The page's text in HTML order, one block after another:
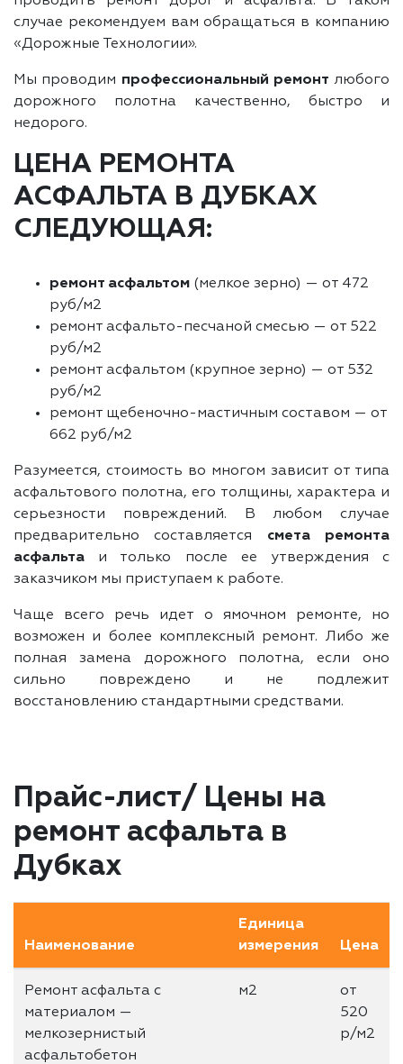
случае рекомендуем вам обращаться в компанию
«Дорожные Технологии».
Мы проводим профессиональный ремонт любого
дорожного полотна качественно, быстро и
недорого.
ЦЕНА РЕМОНТА
АСФАЛЬТА В ДУБКАХ
СЛЕДУЮЩАЯ:
ремонт асфальтом (мелкое зерно) — от 472
руб/м2
ремонт асфальто-песчаной смесью — от 522
руб/м2
ремонт асфальтом (крупное зерно) — от 532
руб/м2
ремонт щебеночно-мастичным составом — от
662 руб/м2
Разумеется, стоимость во многом зависит от типа
асфальтового полотна, его толщины, характера и
серьезности повреждений. В любом случае
предварительно составляется смета ремонта
асфальта и только после ее утверждения с
заказчиком мы приступаем к работе.
Чаще всего речь идет о ямочном ремонте, но
возможен и более комплексный ремонт. Либо же
полная замена дорожного полотна, если оно
сильно повреждено и не подлежит
восстановлению стандартными средствами.
Прайс-лист/ Цены на
ремонт асфальта в
Дубках
Наименование
Единица
измерения
Цена
Ремонт асфальта с
материалом —
мелкозернистый
асфальтобетон
м2
от
520
р/м2